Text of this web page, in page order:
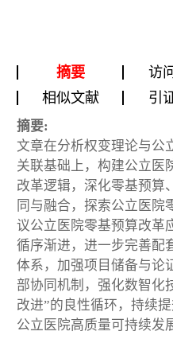
摘要 访
相似文献
引
摘要:
文章在分析权变理论与公
关联基础上，构建公立医
改革逻辑，深化零基预算
同与融合，探索公立医院
议公立医院零基预算改革
循序渐进，进一步完善配
体系，加强项目储备与论
部协同机制，强化数智
改进”的良性循环，持续
公立医院高质量可持续发